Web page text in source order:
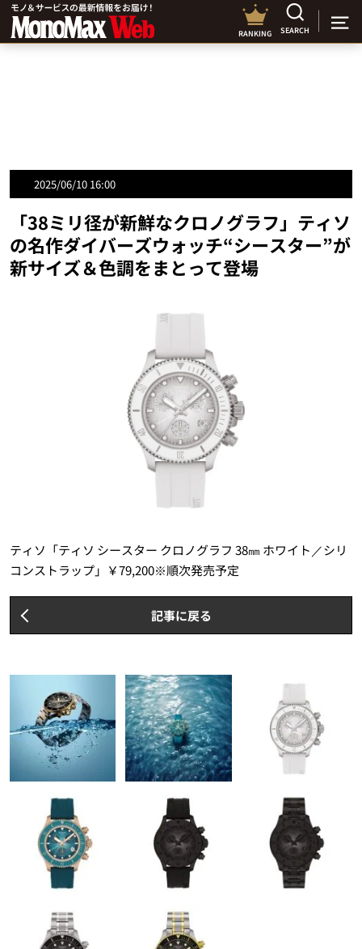
RANKING SEARCH
2025/06/10 16:00
「38ミリ径が新鮮なクロノグラフ」ティソ
の名作ダイバーズウォッチ“シースター”が
新サイズ＆色調をまとって登場
ティソ「ティソ シースター クロノグラフ 38㎜ ホワイト／シリ
コンストラップ」￥79,200※順次発売予定
記事に戻る